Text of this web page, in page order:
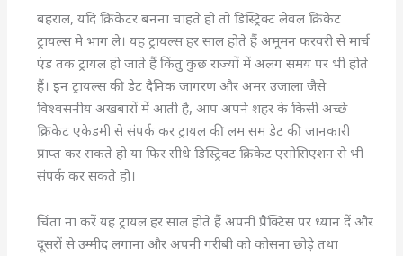
बहराल, यदि क्रिकेटर बनना चाहते हो तो डिस्ट्रिक्ट लेवल क्रिकेट
ट्रायल्स मे भाग ले। यह ट्रायल्स हर साल होते हैं अमूमन फरवरी से मार्च
एंड तक ट्रायल हो जाते हैं किंतु कुछ राज्यों में अलग समय पर भी होते
हैं। इन ट्रायल्स की डेट दैनिक जागरण और अमर उजाला जैसे
विश्वसनीय अखबारों में आती है, आप अपने शहर के किसी अच्छे
क्रिकेट एकेडमी से संपर्क कर ट्रायल की लम सम डेट की जानकारी
प्राप्त कर सकते हो या फिर सीधे डिस्ट्रिक्ट क्रिकेट एसोसिएशन से भी
संपर्क कर सकते हो।
चिंता ना करें यह ट्रायल हर साल होते हैं अपनी प्रैक्टिस पर ध्यान दें और
दूसरों से उम्मीद लगाना और अपनी गरीबी को कोसना छोड़े तथा